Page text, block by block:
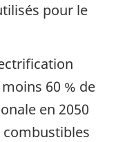
pour le
60 % de
en 2050